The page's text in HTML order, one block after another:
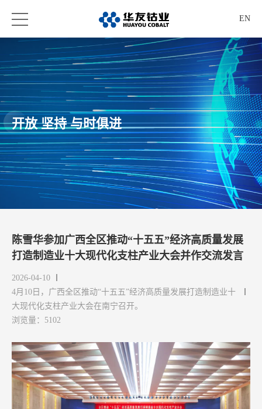
EN
开放 坚持 与时俱进
陈雪华参加广西全区推动“十五五”经济高质量发展
打造制造业十大现代化支柱产业大会并作交流发言
2026-04-10
4月10日，广西全区推动“十五五”经济高质量发展打造制造业十
大现代化支柱产业大会在南宁召开。
浏览量：5102